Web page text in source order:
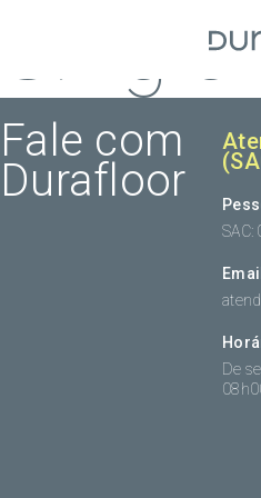
Single
Fale com
Durafloor
Email
De